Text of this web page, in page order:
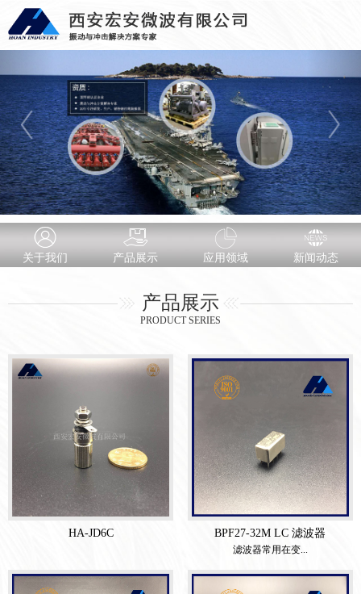
关于我们 产品展示 应用领域 新闻动态
产品展示
PRODUCT SERIES
HA-JD6C BPF27-32M LC 滤波器
滤波器常用在变...